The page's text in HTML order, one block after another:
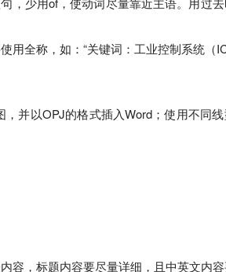
全称，如：“关键词：工业控制系统（
并以OPJ的格式插入Word；使用不同
容，标题内容要尽量详细，且中英文内